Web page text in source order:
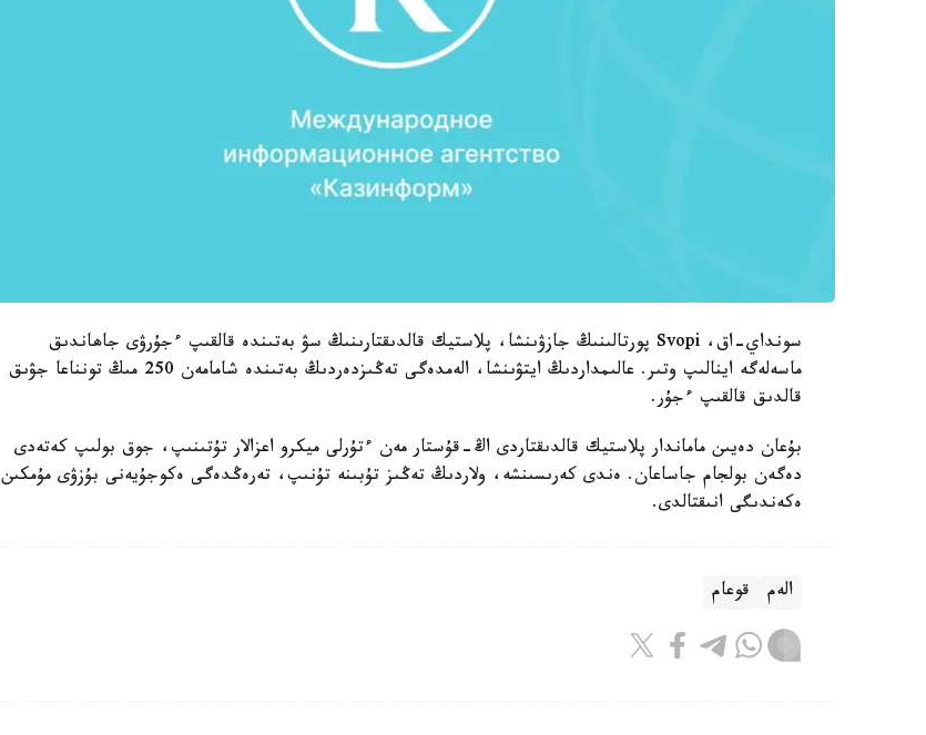
سونداي-اق، Svopi پورتالىنىڭ جازۋىنشا، پلاستيك قالدىقتارىنىڭ سۋ بەتىندە قالقىپ ءجۇرۋى جاھاندىق
ماسەلەگە اينالىپ وتىر. عالىمداردىڭ ايتۋىنشا، الەمدەگى تەڭىزدەردىڭ بەتىندە شامامەن 250 مىڭ تونناعا جۋىق
قالدىق قالقىپ ءجۇر.
بۇعان دەيىن ماماندار پلاستيك قالدىقتاردى اڭ-قۇستار مەن ءتۇرلى ميكرو اعزالار تۇتىنىپ، جوق بولىپ كەتەدى
دەگەن بولجام جاساعان. ەندى كەرىسىنشە، ولاردىڭ تەڭىز تۇبىنە تۇنىپ، تەرەڭدەگى ەكوجۇيەنى بۇزۋى مۇمكىن
ەكەندىگى انىقتالدى.
الەم قوعام